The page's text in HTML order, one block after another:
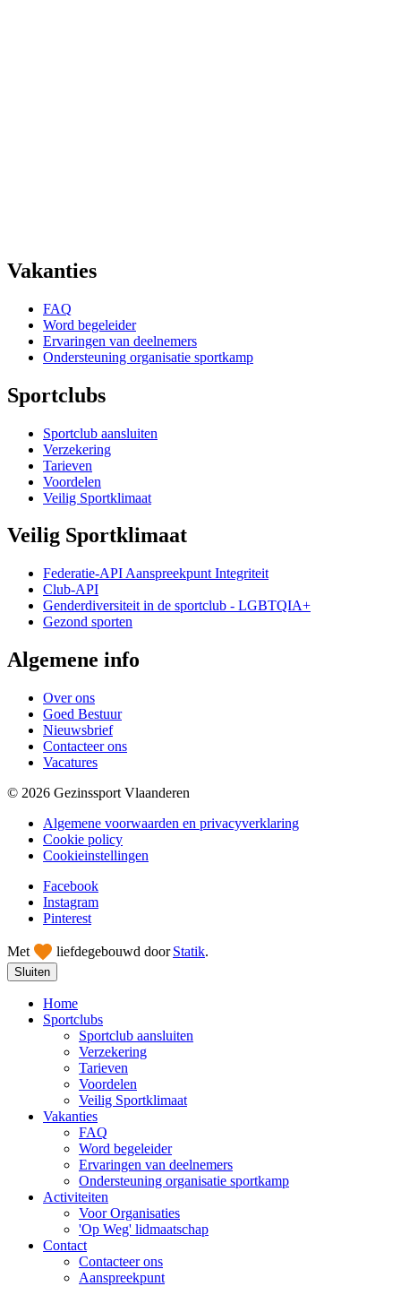
Vakanties
FAQ
Word begeleider
Ervaringen van deelnemers
Ondersteuning organisatie sportkamp
Sportclubs
Sportclub aansluiten
Verzekering
Tarieven
Voordelen
Veilig Sportklimaat
Veilig Sportklimaat
Federatie-API Aanspreekpunt Integriteit
Club-API
Genderdiversiteit in de sportclub - LGBTQIA+
Gezond sporten
Algemene info
Over ons
Goed Bestuur
Nieuwsbrief
Contacteer ons
Vacatures
© 2026 Gezinssport Vlaanderen
Algemene voorwaarden en privacyverklaring
Cookie policy
Cookieinstellingen
Facebook
Instagram
Pinterest
Met liefdegebouwd door Statik.
Sluiten
Home
Sportclubs
Sportclub aansluiten
Verzekering
Tarieven
Voordelen
Veilig Sportklimaat
Vakanties
FAQ
Word begeleider
Ervaringen van deelnemers
Ondersteuning organisatie sportkamp
Activiteiten
Voor Organisaties
'Op Weg' lidmaatschap
Contact
Contacteer ons
Aanspreekpunt